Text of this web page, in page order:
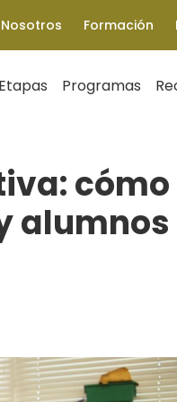
Nosotros Formación
Etapas Programas
cómo
alumnos